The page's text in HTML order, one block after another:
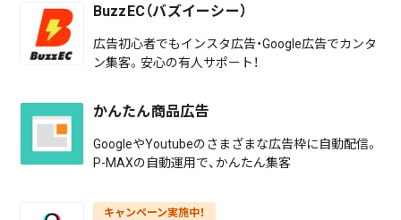
BuzzEC（バズイーシー）
広告初心者でもインスタ広告・Google広告でカンタ
ン集客。安心の有人サポート！
かんたん商品広告
GoogleやYoutubeのさまざまな広告枠に自動配信。
P-MAXの自動運用で、かんたん集客
キャンペーン実施中！